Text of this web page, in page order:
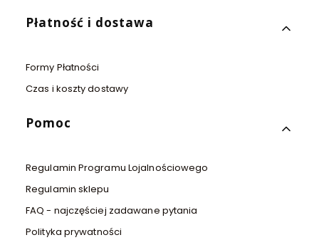
Płatność i dostawa
Formy Płatności
Czas i koszty dostawy
Pomoc
Regulamin Programu Lojalnościowego
Regulamin sklepu
FAQ - najczęściej zadawane pytania
Polityka prywatności